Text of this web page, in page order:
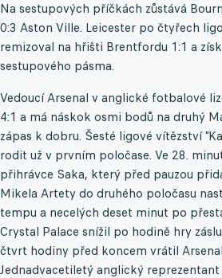
Na sestupových příčkách zůstává
0:3 Aston Ville. Leicester po čtyřech
remizoval na hřišti Brentfordu 1:1 a
sestupového pásma.
Vedoucí Arsenal v anglické fotbalové
4:1 a má náskok osmi bodů na druhý
zápas k dobru. Šesté ligové vítězství
rodit už v prvním poločase. Ve 28.
přihrávce Saka, který před pauzou
Mikela Artety do druhého poločasu
tempu a necelých deset minut po
Crystal Palace snížil po hodině hry
čtvrt hodiny před koncem vrátil
Jednadvacetiletý anglický reprezentant